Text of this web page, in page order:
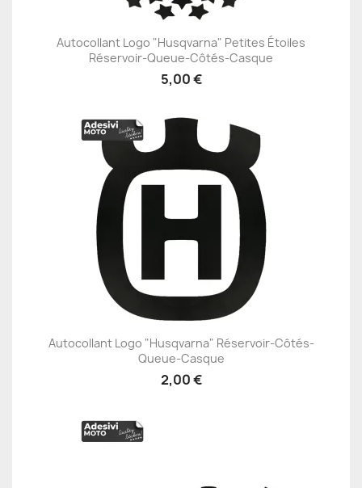
Autocollant Logo "Husqvarna" Petites Étoiles
Réservoir-Queue-Côtés-Casque
5,00 €
Autocollant Logo "Husqvarna" Réservoir-Côtés-
Queue-Casque
2,00 €